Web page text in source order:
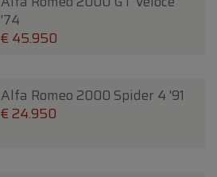
'74
€ 45.950
Alfa Romeo 2000 Spider 4 '91
€ 24.950